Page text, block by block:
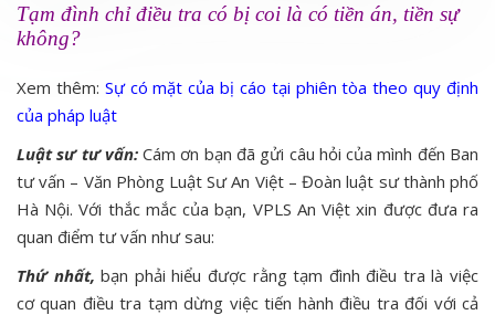
Tạm đình chỉ điều tra có bị coi là có tiền án, tiền sự
không?
Xem thêm: Sự có mặt của bị cáo tại phiên tòa theo quy định
của pháp luật
Luật sư tư vấn:Cám ơn bạn đã gửi câu hỏi của mình đến Ban
tư vấn – Văn Phòng Luật Sư An Việt – Đoàn luật sư thành phố
Hà Nội. Với thắc mắc của bạn, VPLS An Việt xin được đưa ra
quan điểm tư vấn như sau:
Thứ nhất, bạn phải hiểu được rằng tạm đình điều tra là việc
cơ quan điều tra tạm dừng việc tiến hành điều tra đối với cả